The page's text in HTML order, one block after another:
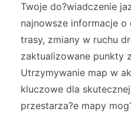
Twoje do?wiadczenie
najnowsze informacje
trasy, zmiany w ruchu
zaktualizowane punkty
Utrzymywanie map w
kluczowe dla
przestarza?e mapy